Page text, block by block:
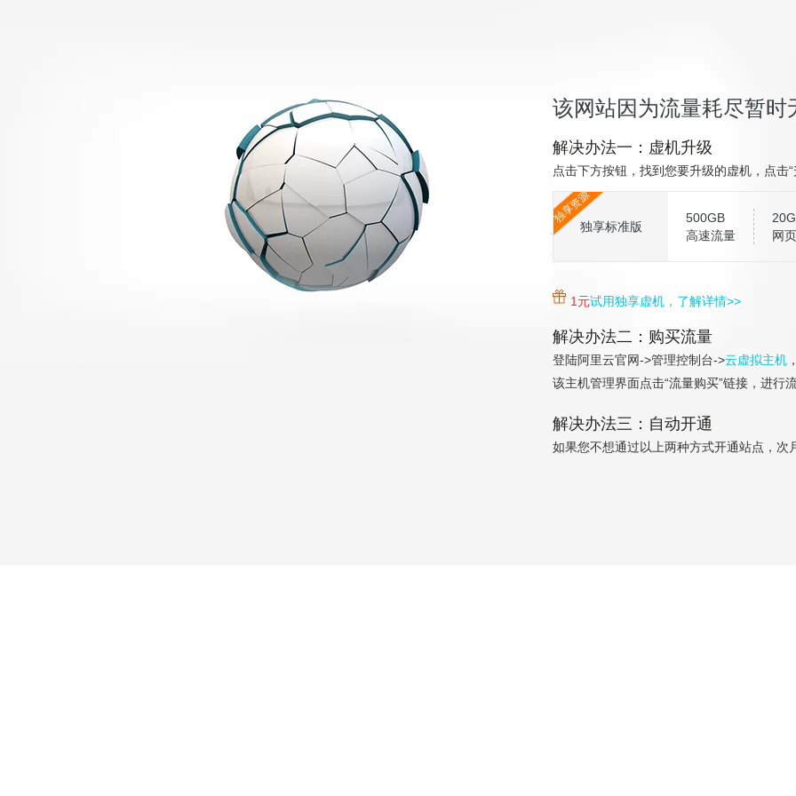
该网站因为流量耗尽暂时
解决办法一：虚机升级
点击下方按钮，找到您要升级的虚机，点击
独享资源
独享标准版
500GB
高速流量
网
1元试用独享虚机，了解详情>>
解决办法二：购买流量
登陆阿里云官网->管理控制台->云虚拟主机
该主机管理界面点击“流量购买”链接，进行
解决办法三：自动开通
如果您不想通过以上两种方式开通站点，次